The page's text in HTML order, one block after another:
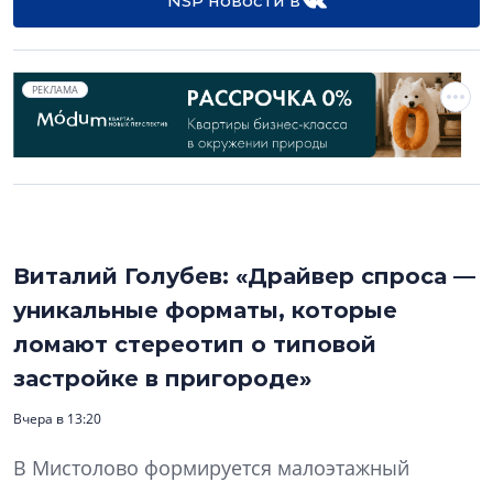
РЕКЛАМА
Виталий Голубев: «Драйвер спроса —
уникальные форматы, которые
ломают стереотип о типовой
застройке в пригороде»
Вчера в 13:20
В Мистолово формируется малоэтажный